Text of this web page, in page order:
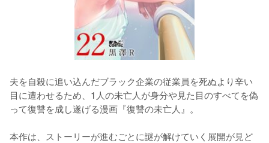
夫を自殺に追い込んだブラック企業の従業員を死ぬより辛い
目に遭わせるため、1人の未亡人が身分や見た目のすべてを偽
って復讐を成し遂げる漫画『復讐の未亡人』。
本作は、ストーリーが進むごとに謎が解けていく展開が見ど